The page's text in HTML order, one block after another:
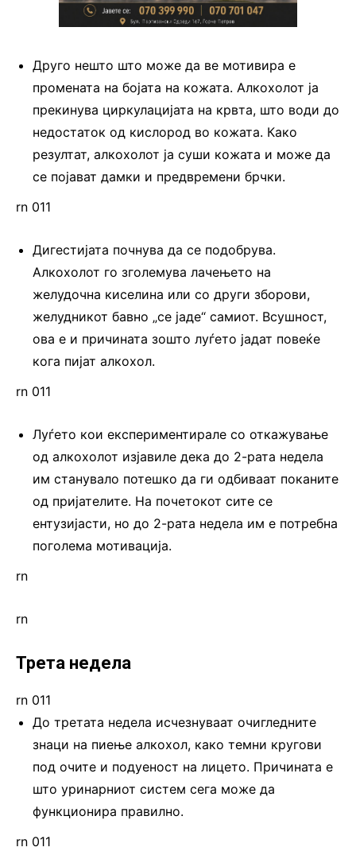
Друго нешто што може да ве мотивира е
промената на бојата на кожата. Алкохолот ја
прекинува циркулацијата на крвта, што води до
недостаток од кислород во кожата. Како
резултат, алкохолот ја суши кожата и може да
се појават дамки и предвремени брчки.
rn 011
Дигестијата почнува да се подобрува.
Алкохолот го зголемува лачењето на
желудочна киселина или со други зборови,
желудникот бавно „се јаде“ самиот. Всушност,
ова е и причината зошто луѓето јадат повеќе
кога пијат алкохол.
rn 011
Луѓето кои експериментирале со откажување
од алкохолот изјавиле дека до 2-рата недела
им станувало потешко да ги одбиваат поканите
од пријателите. На почетокот сите се
ентузијасти, но до 2-рата недела им е потребна
поголема мотивација.
rn
rn
Трета недела
rn 011
До третата недела исчезнуваат очигледните
знаци на пиење алкохол, како темни кругови
под очите и подуеност на лицето. Причината е
што уринарниот систем сега може да
функционира правилно.
rn 011